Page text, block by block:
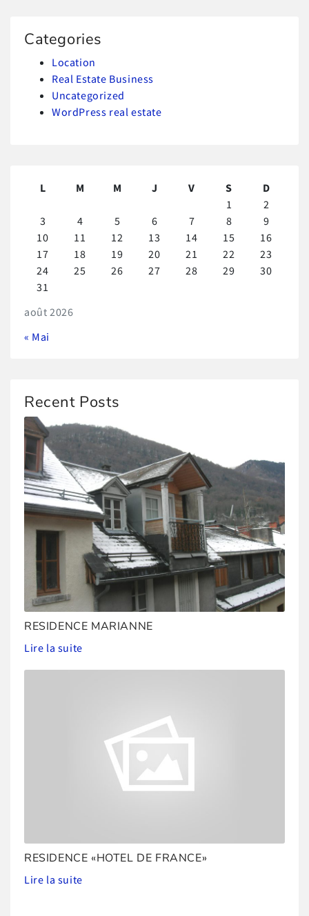
Categories
Location
Real Estate Business
Uncategorized
WordPress real estate
août 2026
L M M J V S
D
1
2
3
4 5 6 7 8
9
10
11 12 13 14 15
16
17
18 19 20 21 22
23
24
25 26 27 28 29
30
31
« Mai
Recent Posts
RESIDENCE MARIANNE
Lire la suite
RESIDENCE «HOTEL DE FRANCE»
Lire la suite